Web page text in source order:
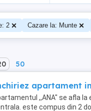
2 Cazare la: Munte
50
apartament
,,ANA" se afla
este compus din 2